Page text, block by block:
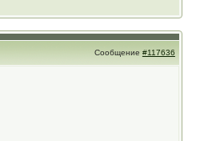
Сообщение #117636